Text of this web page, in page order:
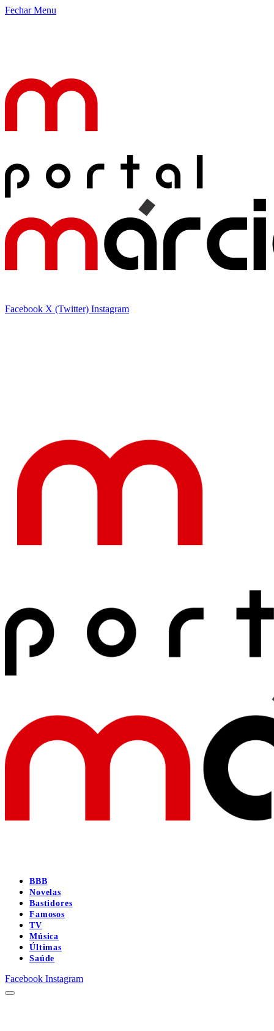
Fechar Menu
Facebook X (Twitter) Instagram
BBB
Novelas
Bastidores
Famosos
TV
Música
Últimas
Saúde
Facebook Instagram